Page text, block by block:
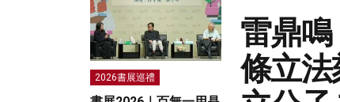
雷鼎
條立
2026書展巡禮